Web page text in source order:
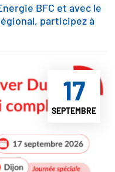
BFC et avec le
participez à
17
SEPTEMBRE